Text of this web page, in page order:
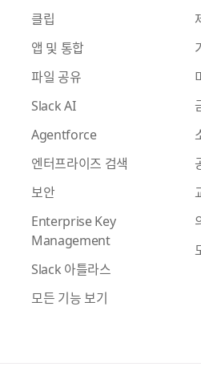
클립
앱 및 통합
파일 공유
Slack AI
Agentforce
엔터프라이즈 검색
보안
Enterprise Key
Management
Slack 아틀라스
모든 기능 보기